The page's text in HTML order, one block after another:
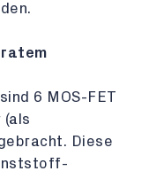
6 MOS-FET
(als
Diese